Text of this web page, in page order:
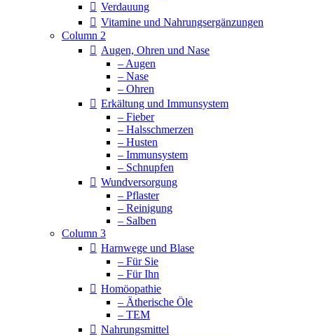
Verdauung
Vitamine und Nahrungsergänzungen
Column 2
Augen, Ohren und Nase
– Augen
– Nase
– Ohren
Erkältung und Immunsystem
– Fieber
– Halsschmerzen
– Husten
– Immunsystem
– Schnupfen
Wundversorgung
– Pflaster
– Reinigung
– Salben
Column 3
Harnwege und Blase
– Für Sie
– Für Ihn
Homöopathie
– Ätherische Öle
– TEM
Nahrungsmittel